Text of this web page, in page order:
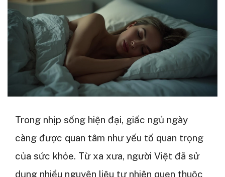
Trong nhịp sống hiện đại, giấc ngủ ngày
càng được quan tâm như yếu tố quan trọng
của sức khỏe. Từ xa xưa, người Việt đã sử
dụng nhiều nguyên liệu tự nhiên quen thuộc